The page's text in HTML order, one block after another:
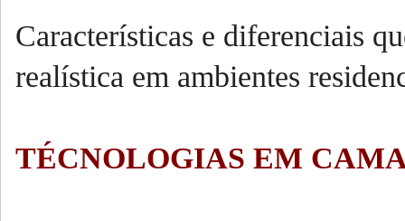
Características e diferenciais
realística em ambientes
TÉCNOLOGIAS EM